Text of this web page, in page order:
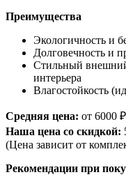
Преимущества
Экологичность и
Долговечность и
Стильный
интерьера
Влагостойкость
Средняя цена: от 6000 ₽
Наша цена со скидкой:
(Цена зависит от
Рекомендации при